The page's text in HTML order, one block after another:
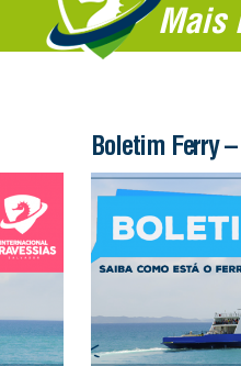
Mais
Boletim Ferry